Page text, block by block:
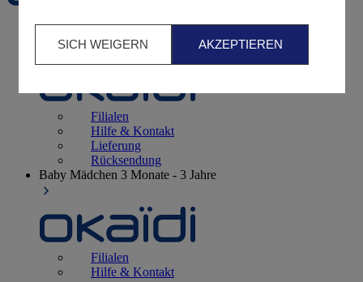
Filialen
Hilfe & Kontakt
Lieferung
Rücksendung
Baby Mädchen 3 Monate - 3 Jahre
Filialen
Hilfe & Kontakt
SICH WEIGERN AKZEPTIEREN